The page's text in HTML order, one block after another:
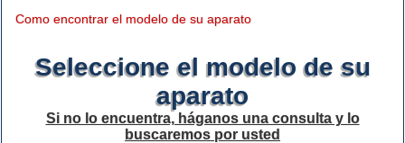
Como encontrar el modelo de su aparato
Seleccione el modelo de su
aparato
Si no lo encuentra, háganos una consulta y lo
buscaremos por usted